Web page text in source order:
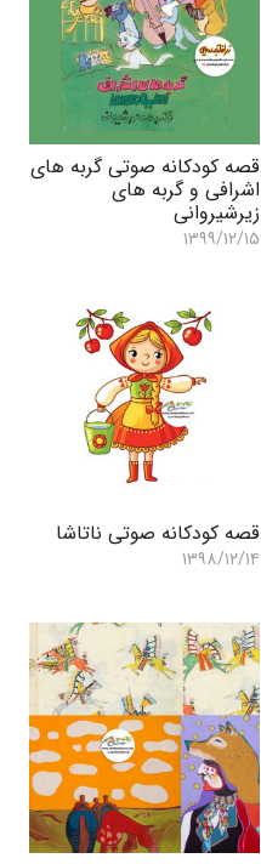
قصه کودکانه صوتی گربه های
اشرافی و گربه های
زیرشیروانی
۱۳۹۹/۱۲/۱۵
قصه کودکانه صوتی ناتاشا
۱۳۹۸/۱۲/۱۴